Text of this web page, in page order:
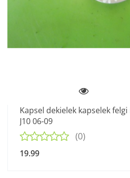
Kapsel dekielek kapselek felgi
J10 06-09
(0)
19.99